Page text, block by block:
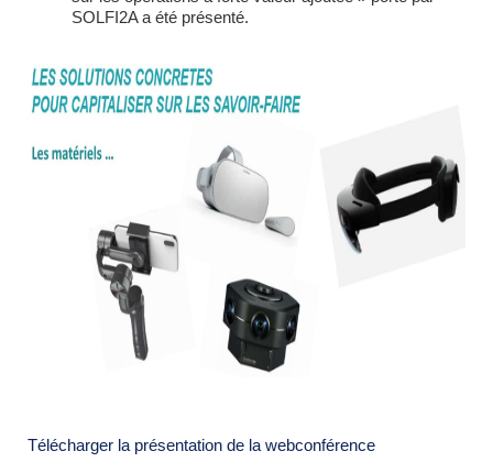
SOLFI2A a été présenté.
Télécharger la présentation de la webconférence